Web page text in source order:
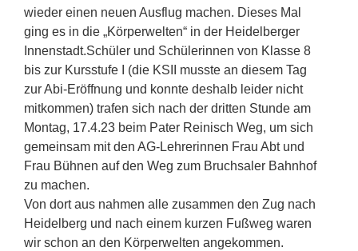
wieder einen neuen Ausflug machen. Dieses Mal
ging es in die „Körperwelten“ in der Heidelberger
Innenstadt.Schüler und Schülerinnen von Klasse 8
bis zur Kursstufe I (die KSII musste an diesem Tag
zur Abi-Eröffnung und konnte deshalb leider nicht
mitkommen) trafen sich nach der dritten Stunde am
Montag, 17.4.23 beim Pater Reinisch Weg, um sich
gemeinsam mit den AG-Lehrerinnen Frau Abt und
Frau Bühnen auf den Weg zum Bruchsaler Bahnhof
zu machen.
Von dort aus nahmen alle zusammen den Zug nach
Heidelberg und nach einem kurzen Fußweg waren
wir schon an den Körperwelten angekommen.